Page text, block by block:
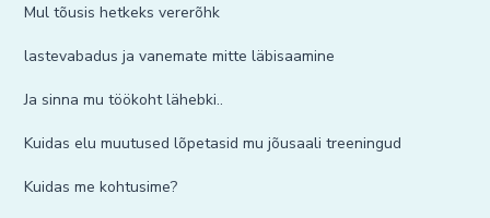
Mul tõusis hetkeks vererõhk
lastevabadus ja vanemate mitte läbisaamine
Ja sinna mu töökoht lähebki..
Kuidas elu muutused lõpetasid mu jõusaali treeningud
Kuidas me kohtusime?